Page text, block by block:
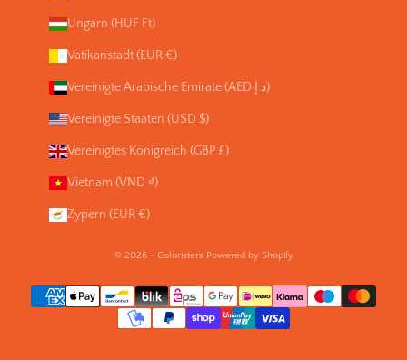
Ungarn (HUF Ft)
Vatikanstadt (EUR €)
Vereinigte Arabische Emirate (AED د.إ)
Vereinigte Staaten (USD $)
Vereinigtes Königreich (GBP £)
Vietnam (VND ₫)
Zypern (EUR €)
© 2026 - Coloristers Powered by Shopify